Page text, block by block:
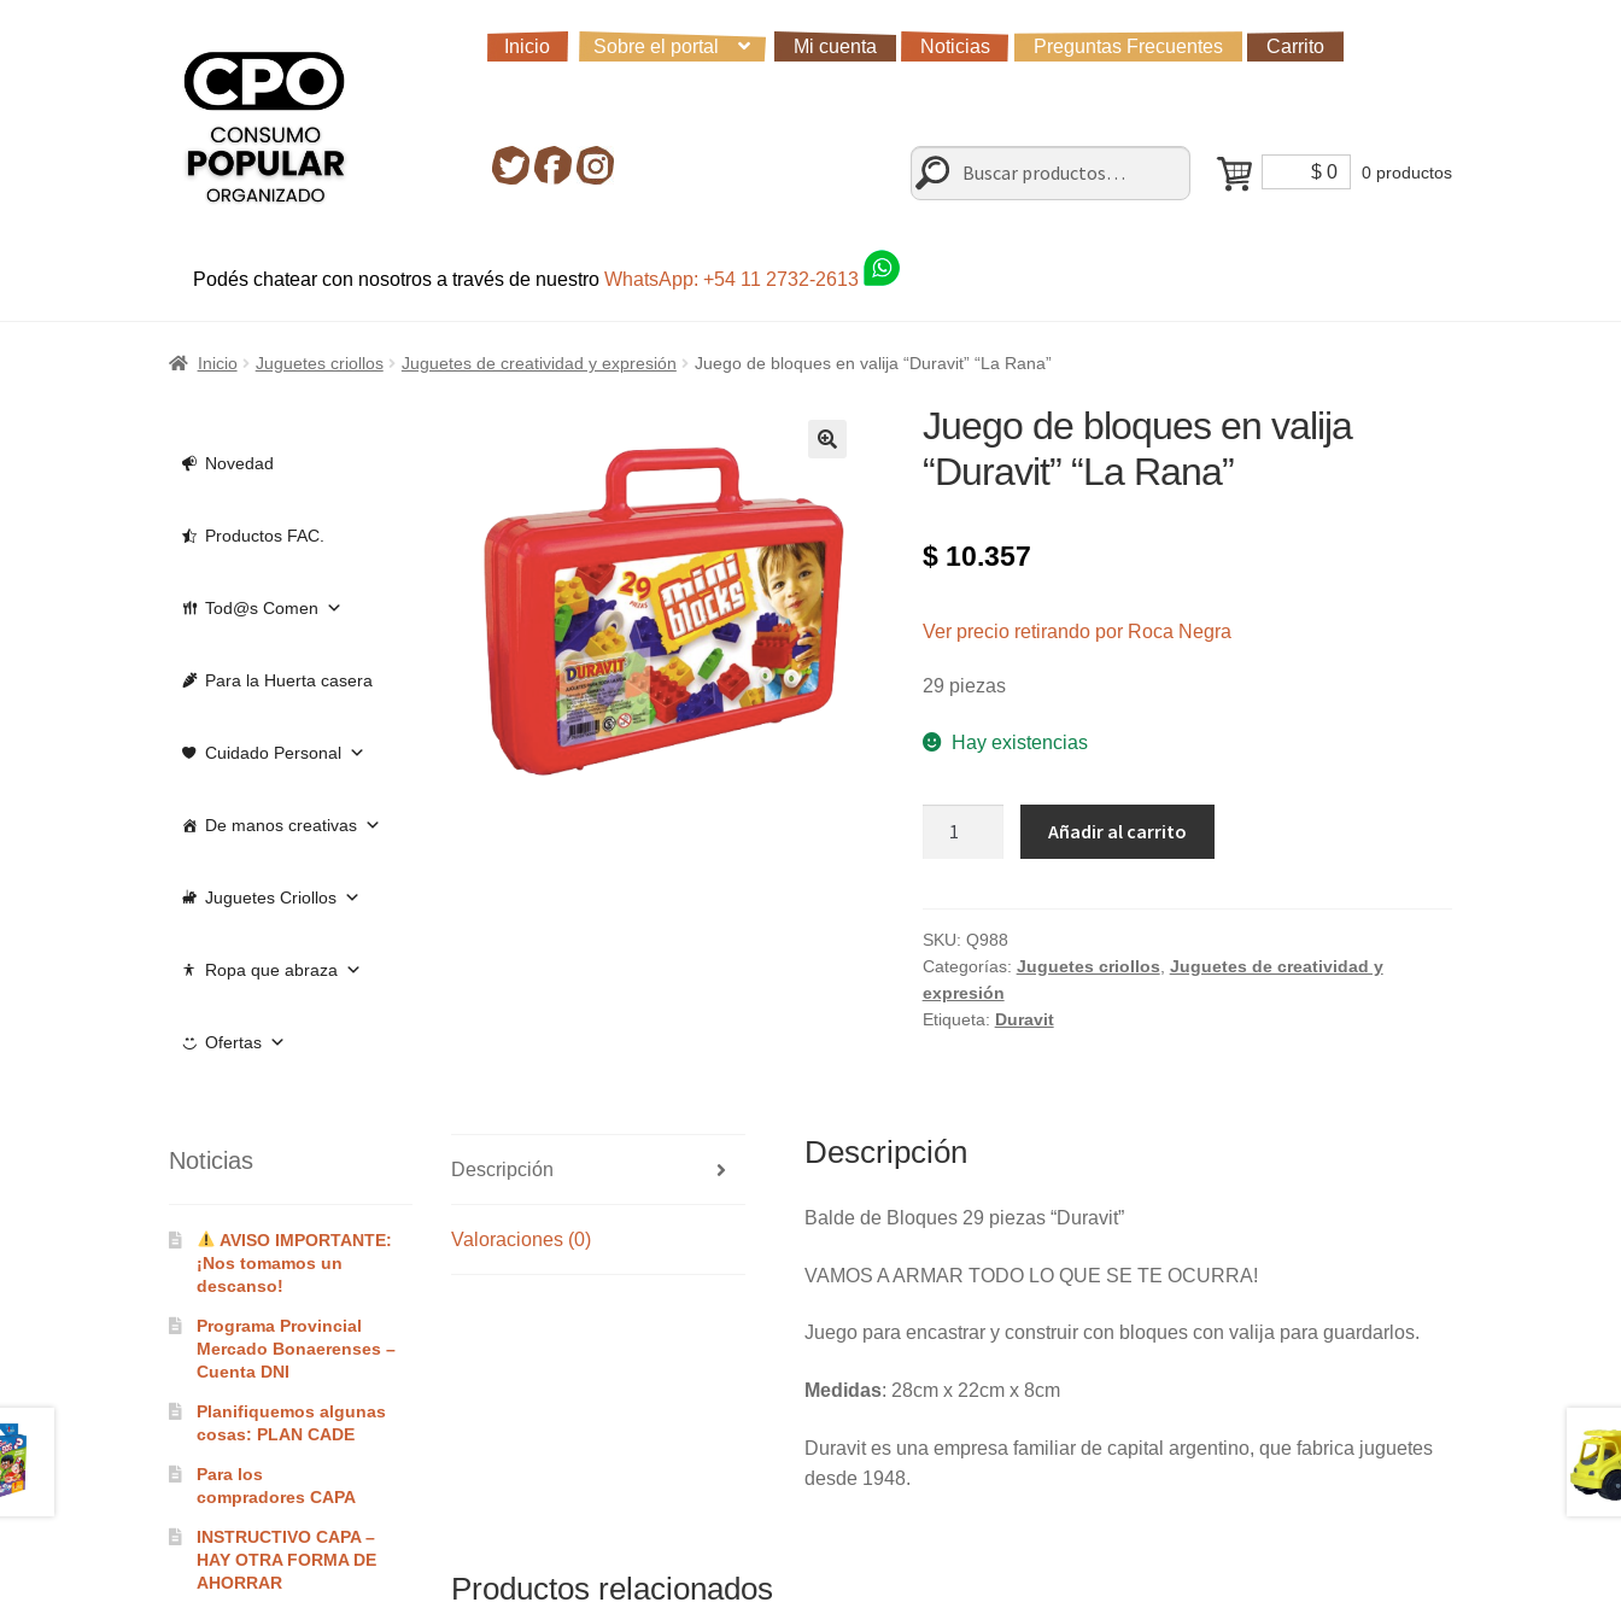
navegación
al
contenido
Inicio Sobre el portal Mi cuenta Noticias Preguntas Frecuentes Carrito
Retirando en Roca Negra Sugerencias y consultas Cómo Comprar?
$0 0 productos
Buscar
por:
Buscar
Podés chatear con nosotros a través de nuestroWhatsApp: +54 11 2732-2613
Inicio Juguetes criollos Juguetes de creatividad y expresión Juego de bloques en valija “Duravit” “La Rana”
Juego de bloques en valija
“Duravit” “La Rana”
$10.357
Ver precio retirando por Roca Negra
29 piezas
Hay existencias
valija
"Duravit"
"La
Rana"
Añadir al carrito
SKU: Q988
Categorías: Juguetes criollos, Juguetes de creatividad y
expresión
Etiqueta: Duravit
Descripción
Valoraciones (0)
Descripción
Balde de Bloques 29 piezas “Duravit”
VAMOS A ARMAR TODO LO QUE SE TE OCURRA!
Juego para encastrar y construir con bloques con valija para guardarlos.
Medidas: 28cm x 22cm x 8cm
Duravit es una empresa familiar de capital argentino, que fabrica juguetes
desde 1948.
Productos relacionados
Novedad
Productos FAC.
Tod@s Comen
Para la Huerta casera
Cuidado Personal
De manos creativas
Juguetes Criollos
Ropa que abraza
Ofertas
Noticias
AVISO IMPORTANTE:
¡Nos tomamos un
descanso!
Programa Provincial
Mercado Bonaerenses –
Cuenta DNI
Planifiquemos algunas
cosas: PLAN CADE
Para los
compradores CAPA
INSTRUCTIVO CAPA –
HAY OTRA FORMA DE
AHORRAR